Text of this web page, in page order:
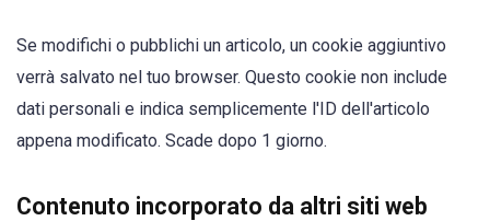
Se modifichi o pubblichi un articolo, un cookie aggiuntivo
verrà salvato nel tuo browser. Questo cookie non include
dati personali e indica semplicemente l'ID dell'articolo
appena modificato. Scade dopo 1 giorno.
Contenuto incorporato da altri siti web